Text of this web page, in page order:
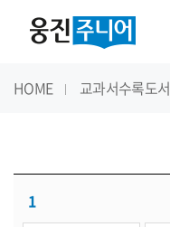
HOME 교과서수록도서
1